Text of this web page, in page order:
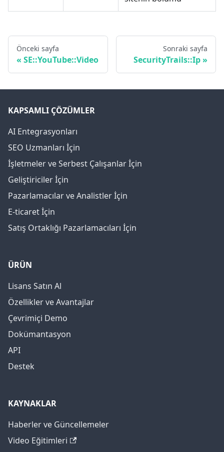
Önceki sayfa
SE::YouTube::Video
Sonraki sayfa
SecurityTrails::Ip
KAPSAMLI ÇÖZÜMLER
AI Entegrasyonları
SEO Uzmanları İçin
İşletmeler ve Serbest Çalışanlar İçin
Geliştiriciler İçin
Pazarlamacılar ve Analistler İçin
E-ticaret İçin
Satış Ortaklığı Pazarlamacıları İçin
ÜRÜN
Lisans Satın Al
Özellikler ve Avantajlar
Çevrimiçi Demo
Dokümantasyon
API
Destek
KAYNAKLAR
Haberler ve Güncellemeler
Video Eğitimleri